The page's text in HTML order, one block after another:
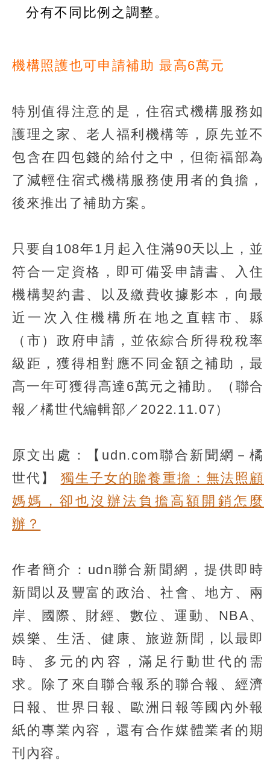
分有不同比例之調整。
機構照護也可申請補助 最高6萬元
特別值得注意的是，住宿式機構服務如
護理之家、老人福利機構等，原先並不
包含在四包錢的給付之中，但衛福部為
了減輕住宿式機構服務使用者的負擔，
後來推出了補助方案。
只要自108年1月起入住滿90天以上，並
符合一定資格，即可備妥申請書、入住
機構契約書、以及繳費收據影本，向最
近一次入住機構所在地之直轄市、縣
（市）政府申請，並依綜合所得稅稅率
級距，獲得相對應不同金額之補助，最
高一年可獲得高達6萬元之補助。（聯合
報／橘世代編輯部／2022.11.07）
原文出處：【udn.com聯合新聞網－橘
世代】 獨生子女的贍養重擔：無法照顧
媽媽，卻也沒辦法負擔高額開銷怎麼
辦？
作者簡介：udn聯合新聞網，提供即時
新聞以及豐富的政治、社會、地方、兩
岸、國際、財經、數位、運動、NBA、
娛樂、生活、健康、旅遊新聞，以最即
時、多元的內容，滿足行動世代的需
求。除了來自聯合報系的聯合報、經濟
日報、世界日報、歐洲日報等國內外報
紙的專業內容，還有合作媒體業者的期
刊內容。